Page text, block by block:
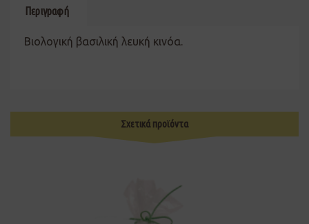
Περιγραφή
Βιολογική βασιλική λευκή κινόα.
Σχετικά προϊόντα